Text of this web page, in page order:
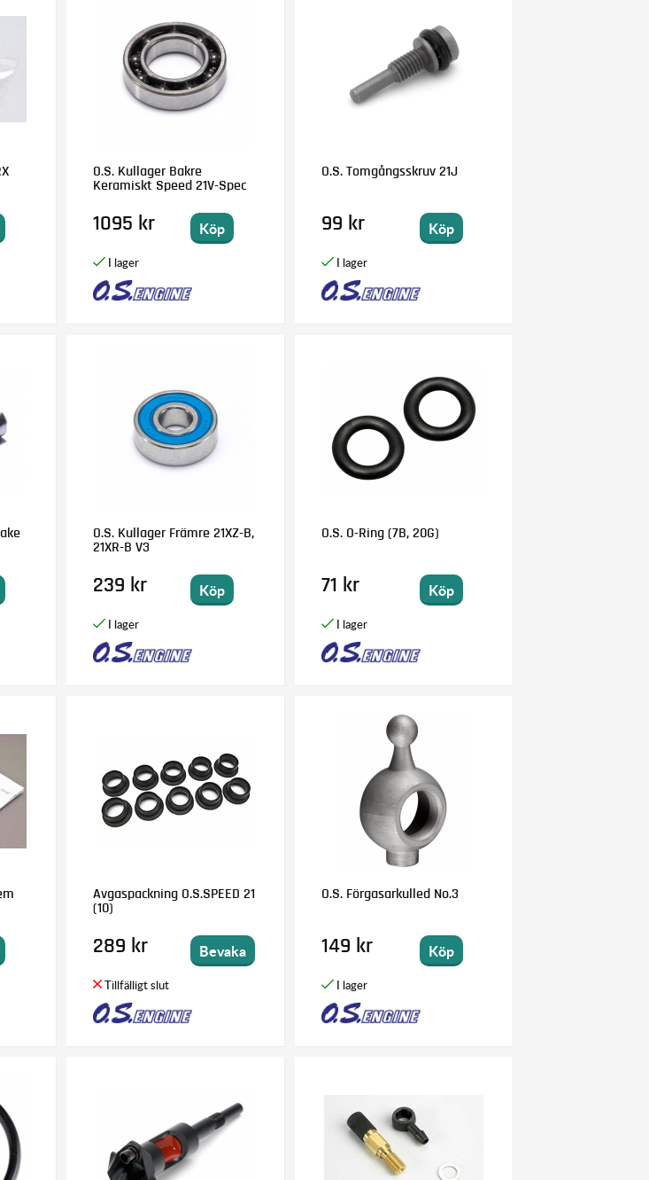
O.S. Kullager Bakre
Keramiskt Speed 21V-Spec
1095 kr Köp
O.S. Tomgångsskruv 21J
99 kr Köp
O.S. Kullager Främre 21XZ-B,
21XR-B V3
239 kr Köp
O.S. O-Ring (7B, 20G)
71 kr Köp
Avgaspackning O.S.SPEED 21
(10)
289 kr Bevaka
O.S. Förgasarkulled No.3
149 kr Köp